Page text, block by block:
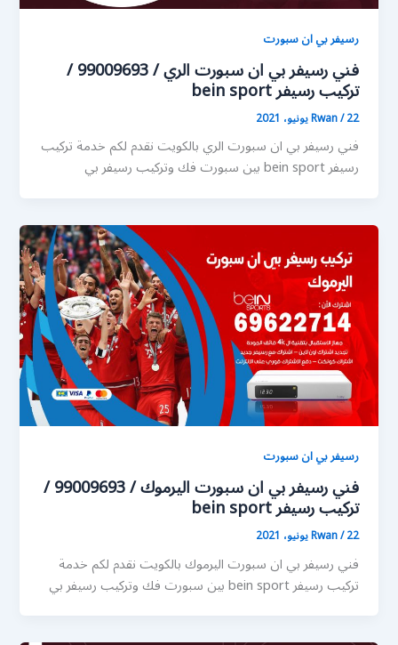
رسيفر بي ان سبورت
فني رسيفر بي ان سبورت الري / 99009693 /
تركيب رسيفر bein sport
Rwan/22 يونيو، 2021
فني رسيفر بي ان سبورت الري بالكويت نقدم لكم خدمة تركيب
رسيفر bein sport بين سبورت فك وتركيب رسيفر بي
رسيفر بي ان سبورت
فني رسيفر بي ان سبورت اليرموك / 99009693 /
تركيب رسيفر bein sport
Rwan/22 يونيو، 2021
فني رسيفر بي ان سبورت اليرموك بالكويت نقدم لكم خدمة
تركيب رسيفر bein sport بين سبورت فك وتركيب رسيفر بي